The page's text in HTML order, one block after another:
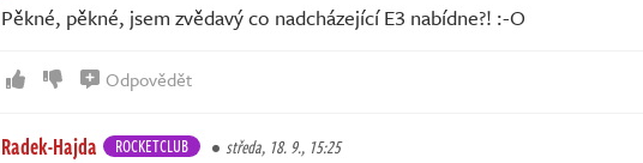
Pěkné, pěkné, jsem zvědavý co nadcházející E3 nabídne?! :-O
Odpovědět
Radek-Hajda ROCKETCLUB středa, 18. 9., 15:25